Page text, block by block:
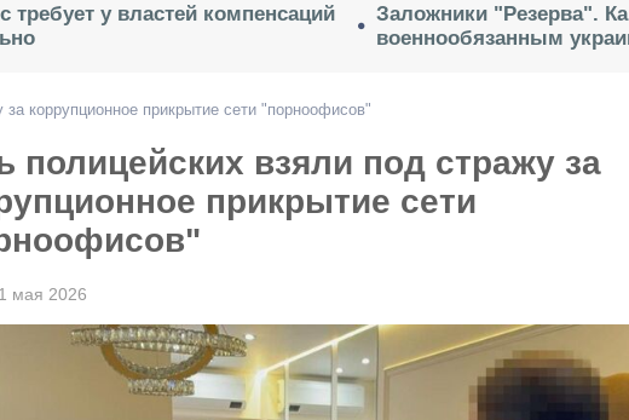
требует у властей компенсаций
Заложники "Резерва".
военнообязанным
коррупционное прикрытие сети "порноофисов"
полицейских взяли под стражу за
прикрытие сети
мая 2026